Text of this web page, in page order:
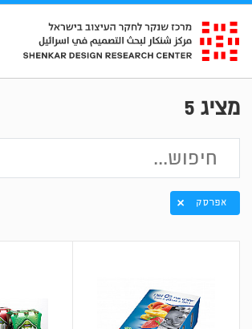
מציג 5
אפרסק